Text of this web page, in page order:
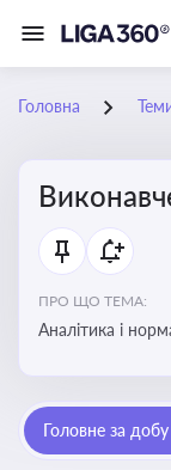
Головна
ПРО ЩО ТЕМА:
Аналітика і
завершенню
приватних
Головне за